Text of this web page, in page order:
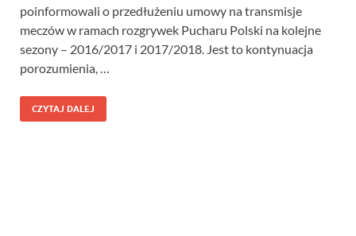
poinformowali o przedłużeniu umowy na transmisje
meczów w ramach rozgrywek Pucharu Polski na kolejne
sezony – 2016/2017 i 2017/2018. Jest to kontynuacja
porozumienia, …
CZYTAJ DALEJ